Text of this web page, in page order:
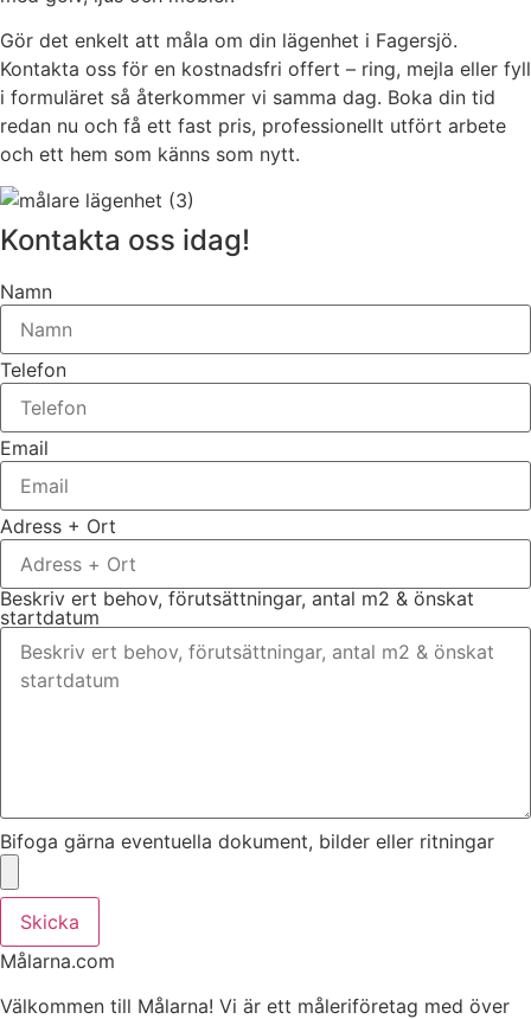
Gör det enkelt att måla om din lägenhet i Fagersjö.
Kontakta oss för en kostnadsfri offert – ring, mejla eller fyll
i formuläret så återkommer vi samma dag. Boka din tid
redan nu och få ett fast pris, professionellt utfört arbete
och ett hem som känns som nytt.
Kontakta oss idag!
Namn
Telefon
Email
Adress + Ort
Beskriv ert behov, förutsättningar, antal m2 & önskat
startdatum
Bifoga gärna eventuella dokument, bilder eller ritningar
Skicka
Målarna.com
Välkommen till Målarna! Vi är ett måleriföretag med över